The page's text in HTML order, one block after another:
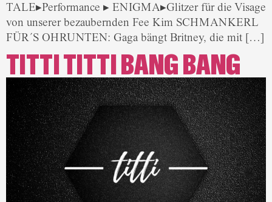
TALE▸Performance ▸ ENIGMA▸Glitzer für die Visage
von unserer bezaubernden Fee Kim SCHMANKERL
FÜR´S OHRUNTEN: Gaga bängt Britney, die mit […]
TITTI TITTI BANG BANG